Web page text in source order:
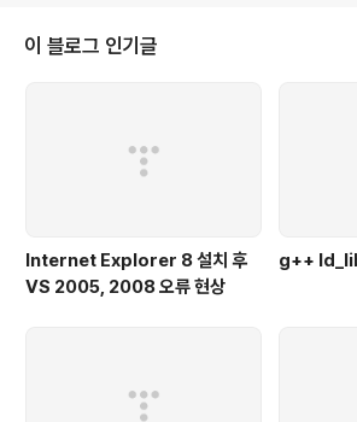
이 블로그 인기글
Internet Explorer 8 설치 후
VS 2005, 2008 오류 현상
g++